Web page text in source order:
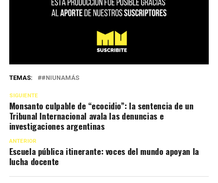
TEMAS: #NIUNAMÁS
SIGUIENTE
Monsanto culpable de “ecocidio”: la sentencia de un
Tribunal Internacional avala las denuncias e
investigaciones argentinas
ANTERIOR
Escuela pública itinerante: voces del mundo apoyan la
lucha docente